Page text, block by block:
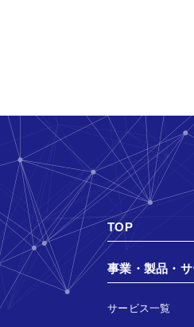
TOP
事業・製品・
サービス一覧